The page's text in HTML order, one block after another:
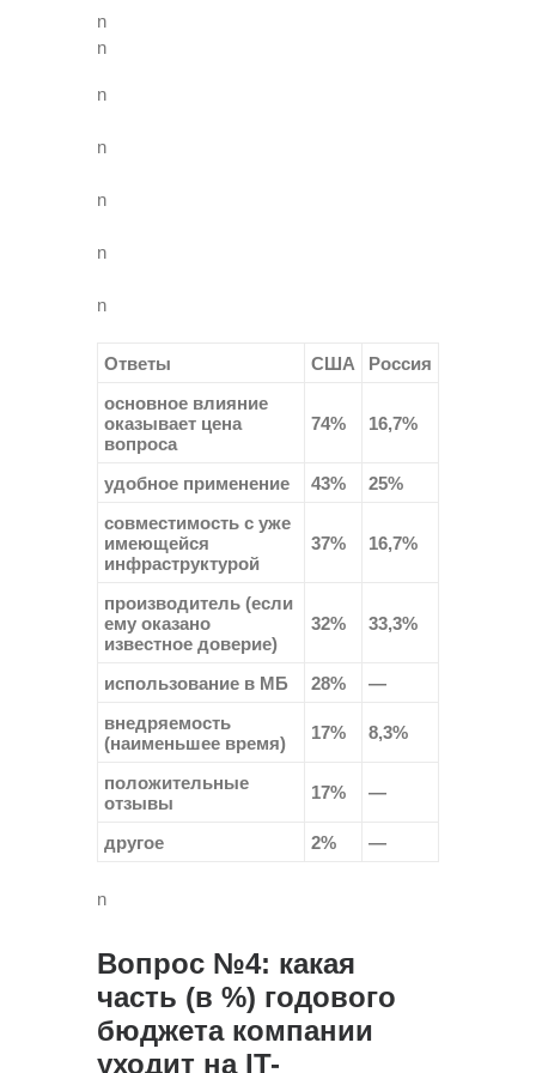
n
n
n
n
n
n
n
Ответы США
Россия
основное влияние
оказывает цена
вопроса
74% 16,7%
удобное применение 43%
25%
совместимость с уже
имеющейся
инфраструктурой
37% 16,7%
производитель (если
ему оказано
известное доверие)
32% 33,3%
использование в МБ 28%
—
внедряемость
(наименьшее время)
17% 8,3%
положительные
отзывы
17% —
другое 2% —
n
Вопрос №4: какая
часть (в %) годового
бюджета компании
уходит на IT-